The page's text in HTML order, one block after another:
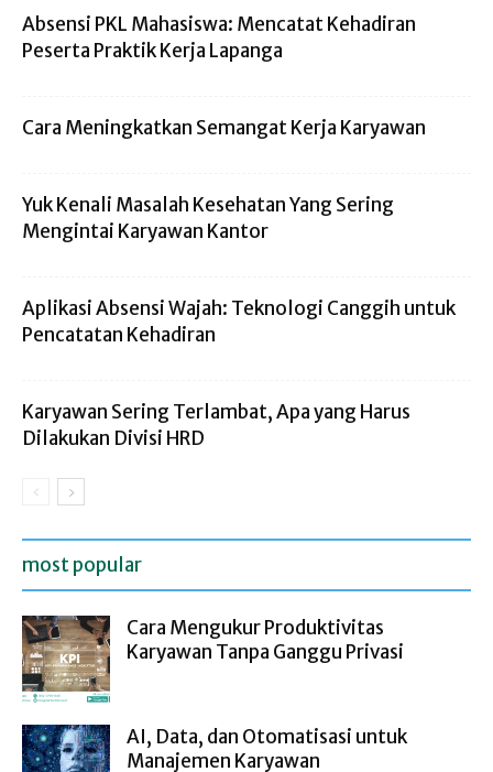
Absensi PKL Mahasiswa: Mencatat Kehadiran
Peserta Praktik Kerja Lapanga
Cara Meningkatkan Semangat Kerja Karyawan
Yuk Kenali Masalah Kesehatan Yang Sering
Mengintai Karyawan Kantor
Aplikasi Absensi Wajah: Teknologi Canggih untuk
Pencatatan Kehadiran
Karyawan Sering Terlambat, Apa yang Harus
Dilakukan Divisi HRD
most popular
Cara Mengukur Produktivitas
Karyawan Tanpa Ganggu Privasi
AI, Data, dan Otomatisasi untuk
Manajemen Karyawan